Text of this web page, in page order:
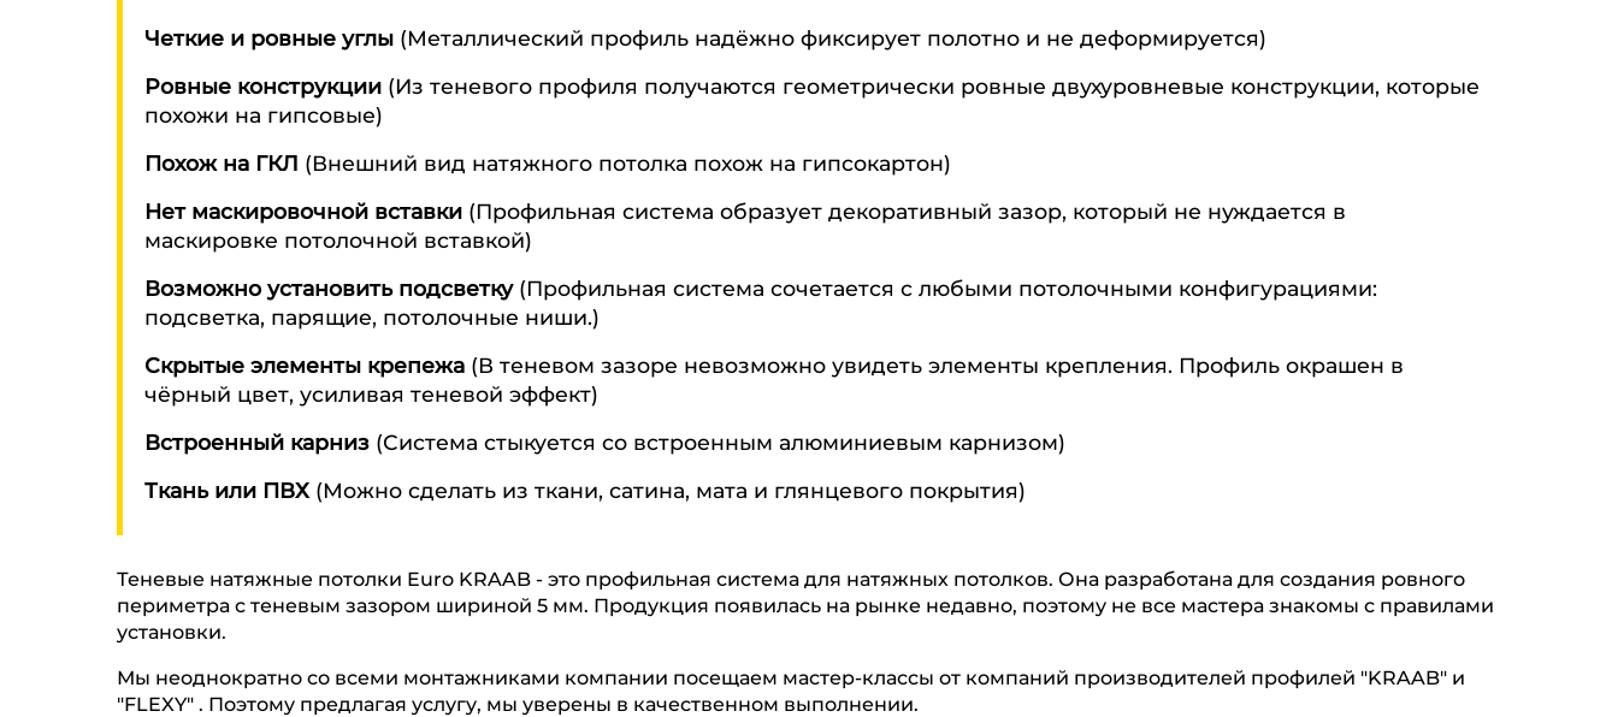
Четкие и ровные углы(Металлический профиль надёжно фиксирует полотно и не деформируется)
Ровные конструкции(Из теневого профиля получаются геометрически ровные двухуровневые конструкции, которые
похожи на гипсовые)
Похож на ГКЛ (Внешний вид натяжного потолка похож на гипсокартон)
Нет маскировочной вставки(Профильная система образует декоративный зазор, который не нуждается в
маскировке потолочной вставкой)
Возможно установить подсветку(Профильная система сочетается с любыми потолочными конфигурациями:
подсветка, парящие, потолочные ниши.)
Скрытые элементы крепежа(В теневом зазоре невозможно увидеть элементы крепления. Профиль окрашен в
чёрный цвет, усиливая теневой эффект)
Встроенный карниз(Система стыкуется со встроенным алюминиевым карнизом)
Ткань или ПВХ(Можно сделать из ткани, сатина, мата и глянцевого покрытия)
Теневые натяжные потолки Euro KRAAB - это профильная система для натяжных потолков. Она разработана для создания ровного
периметра с теневым зазором шириной 5 мм. Продукция появилась на рынке недавно, поэтому не все мастера знакомы с правилами
установки.
Мы неоднократно со всеми монтажниками компании посещаем мастер-классы от компаний производителей профилей "KRAAB" и
"FLEXY" . Поэтому предлагая услугу, мы уверены в качественном выполнении.